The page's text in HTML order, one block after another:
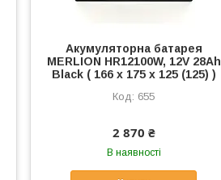
Акумуляторна батарея
MERLION HR12100W, 12V 28Ah
Black ( 166 х 175 х 125 (125) )
655
2 870 ₴
В наявності